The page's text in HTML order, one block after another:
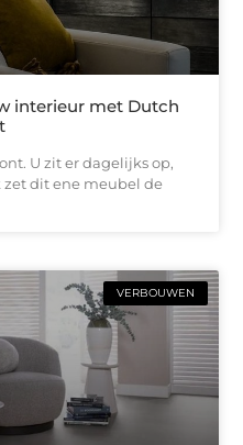
interieur met Dutch
U zit er dagelijks op,
zet dit ene meubel de
VERBOUWEN